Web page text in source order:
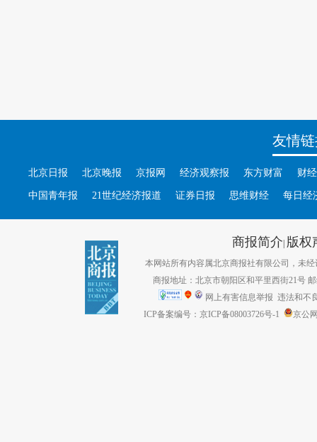
友情
北京日报 北京晚报 京报网 经济观察报 东方财富 财
中国青年报 21世纪经济报道 证券日报 思维财经 每日经
商报简介| 版权
本网站所有内容属北京商报社有限公司，未经
商报地址：北京市朝阳区和平里西街21号
网上有害信息举报 违法和不
ICP备案编号：京ICP备08003726号-1
京公